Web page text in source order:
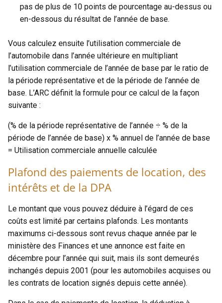
pas de plus de 10 points de pourcentage au-dessus ou
en-dessous du résultat de l’année de base.
Vous calculez ensuite l’utilisation commerciale de
l’automobile dans l’année ultérieure en multipliant
l’utilisation commerciale de l’année de base par le ratio de
la période représentative et de la période de l’année de
base. L’ARC définit la formule pour ce calcul de la façon
suivante :
(% de la période représentative de l’année ÷ % de la
période de l’année de base) x % annuel de l’année de base
= Utilisation commerciale annuelle calculée
Plafond des paiements de location, des
intérêts et de la DPA
Le montant que vous pouvez déduire à l’égard de ces
coûts est limité par certains plafonds. Les montants
maximums ci-dessous sont revus chaque année par le
ministère des Finances et une annonce est faite en
décembre pour l’année qui suit, mais ils sont demeurés
inchangés depuis 2001 (pour les automobiles acquises ou
les contrats de location signés depuis cette année).